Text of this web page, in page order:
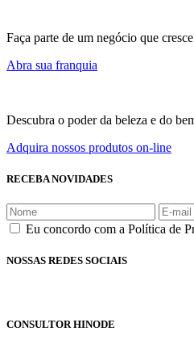
Faça parte de um negócio que
Abra sua franquia
Descubra o poder da beleza e do
Adquira nossos produtos on-line
RECEBA NOVIDADES
Eu concordo com a Política de
NOSSAS REDES SOCIAIS
CONSULTOR HINODE